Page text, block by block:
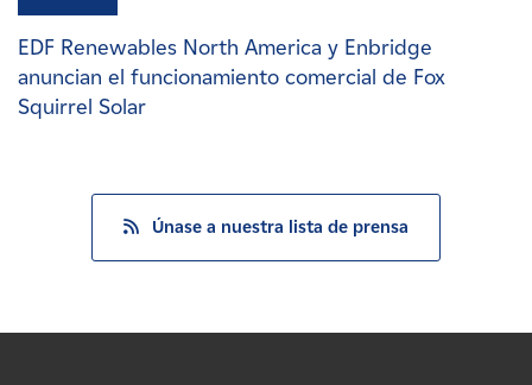
EDF Renewables North America y Enbridge
anuncian el funcionamiento comercial de Fox
Squirrel Solar
Únase a nuestra lista de prensa